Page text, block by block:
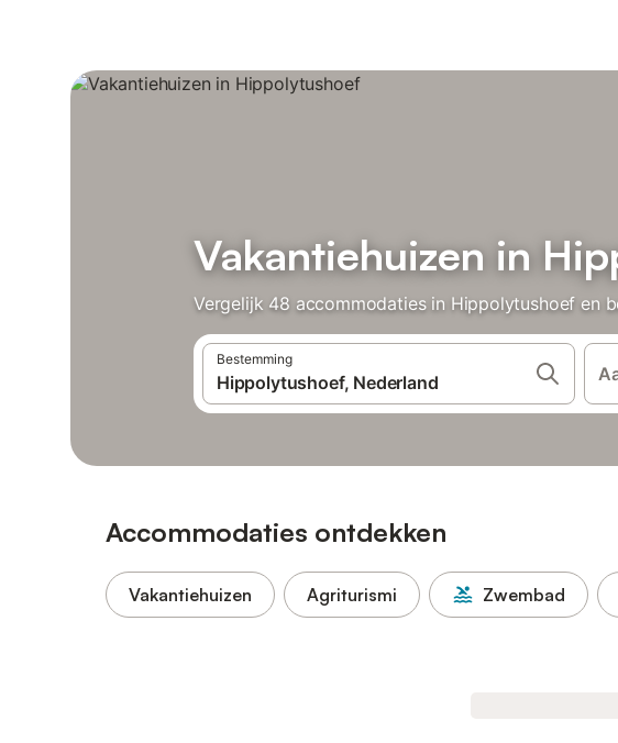
Vakantiehuizen in
Vergelijk 48 accommodaties in Hippolytushoef en
Bestemming
Accommodaties ontdekken
Vakantiehuizen Agriturismi Zwembad